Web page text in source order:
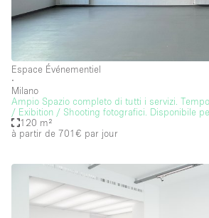
Espace Événementiel
∙
Milano
Ampio Spazio completo di tutti i servizi.
/ Exibition / Shooting fotografici. Disponibile
120 m²
à partir de 701€ par jour